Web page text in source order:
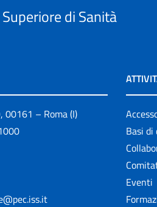
di Sanità
00161 – Roma (I)
Basi di
Eventi